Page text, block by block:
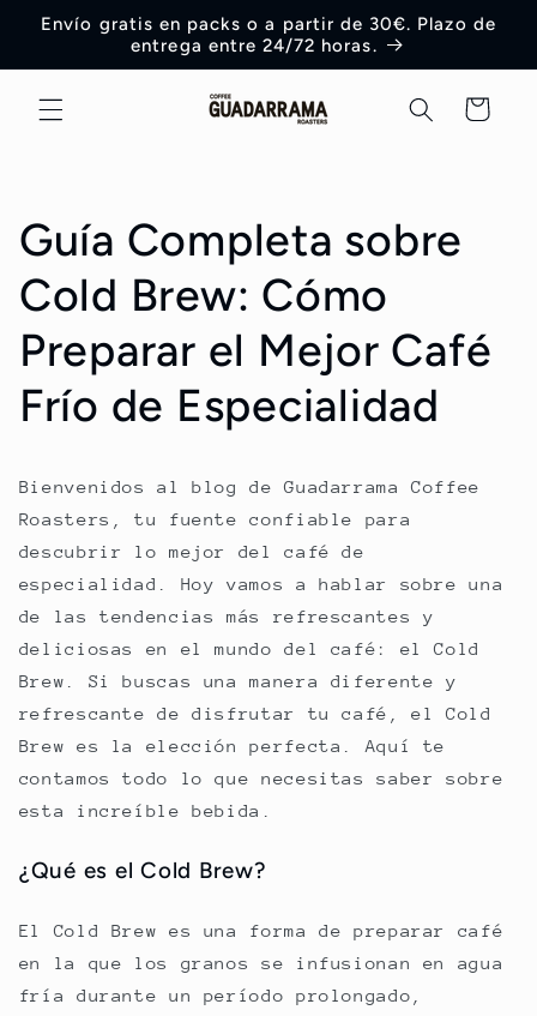
directamente
al contenido
Envío gratis en packs o a partir de 30€. Plazo de
entrega entre 24/72 horas.
Carrito
Guía Completa sobre
Cold Brew: Cómo
Preparar el Mejor Café
Frío de Especialidad
Bienvenidos al blog de Guadarrama Coffee
Roasters, tu fuente confiable para
descubrir lo mejor del café de
especialidad. Hoy vamos a hablar sobre una
de las tendencias más refrescantes y
deliciosas en el mundo del café: el Cold
Brew. Si buscas una manera diferente y
refrescante de disfrutar tu café, el Cold
Brew es la elección perfecta. Aquí te
contamos todo lo que necesitas saber sobre
esta increíble bebida.
¿Qué es el Cold Brew?
El Cold Brew es una forma de preparar café
en la que los granos se infusionan en agua
fría durante un período prolongado,